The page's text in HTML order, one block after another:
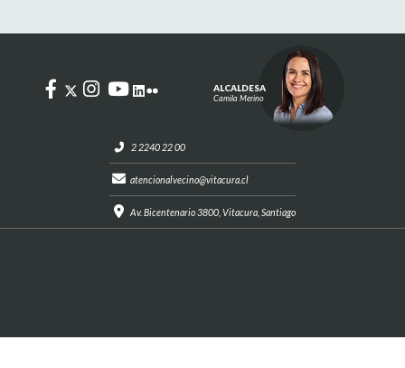
2 2240 22 00
atencionalvecino@vitacura.cl
Av. Bicentenario 3800, Vitacura, Santiago
ALCALDESA
Camila Merino